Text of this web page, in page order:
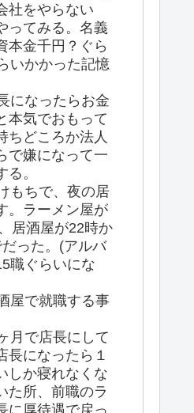
社をやらない
ってみる。名義
本金千円？ぐら
いかかった記憶
になったらお金
本気でおもって
ちどころか法人
で嫌になって一
。
もちで、夜の居
。ラーメン屋が
居酒屋が22時か
った。(アルバ
職ぐらいにな
屋で就職する事
月で店長にして
長になったら１
しか寝れなくな
た所、前職のラ
に厚待遇で戻っ